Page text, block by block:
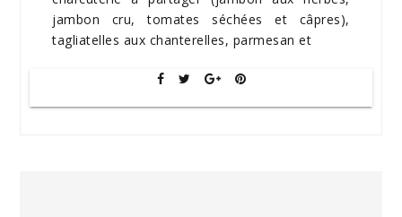
jambon cru, tomates séchées et câpres),
tagliatelles aux chanterelles, parmesan et